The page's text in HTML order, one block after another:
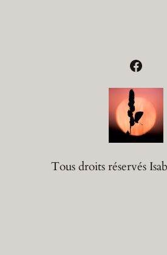
Tous droits réservés